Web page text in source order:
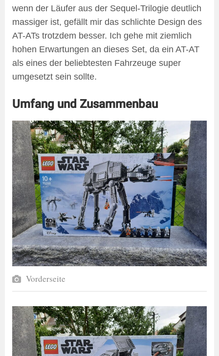
wenn der Läufer aus der Sequel-Trilogie deutlich
massiger ist, gefällt mir das schlichte Design des
AT-ATs trotzdem besser. Ich gehe mit ziemlich
hohen Erwartungen an dieses Set, da ein AT-AT
als eines der beliebtesten Fahrzeuge super
umgesetzt sein sollte.
Umfang und Zusammenbau
Vorderseite